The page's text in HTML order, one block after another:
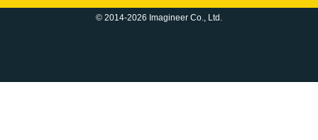
© 2014-2026 Imagineer Co., Ltd.